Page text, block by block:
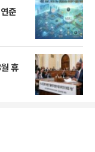
준
휴